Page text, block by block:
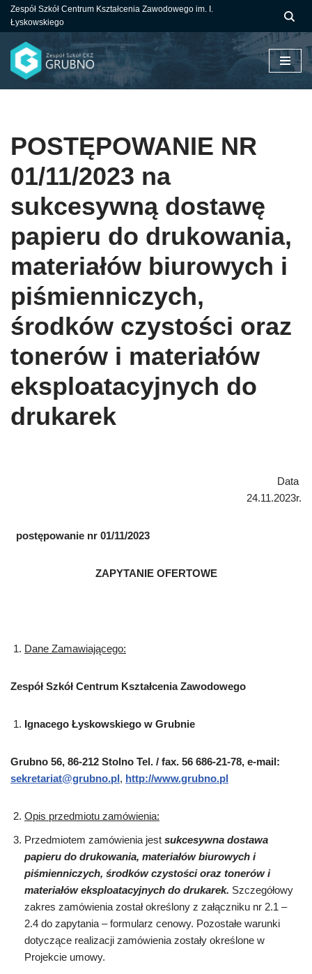
do
treści
Zespół Szkół Centrum Kształcenia Zawodowego im. I.
Łyskowskiego
POSTĘPOWANIE NR
01/11/2023 na
sukcesywną dostawę
papieru do drukowania,
materiałów biurowych i
piśmienniczych,
środków czystości oraz
tonerów i materiałów
eksploatacyjnych do
drukarek
Data
24.11.2023r.
postępowanie nr 01/11/2023
ZAPYTANIE OFERTOWE
Dane Zamawiającego:
Zespół Szkół Centrum Kształcenia Zawodowego
Ignacego Łyskowskiego w Grubnie
Grubno 56, 86-212 Stolno Tel. / fax. 56 686-21-78, e-mail:
sekretariat@grubno.pl, http://www.grubno.pl
Opis przedmiotu zamówienia:
Przedmiotem zamówienia jest sukcesywna dostawa
papieru do drukowania, materiałów biurowych i
piśmienniczych, środków czystości oraz tonerów i
materiałów eksploatacyjnych do drukarek. Szczegółowy
zakres zamówienia został określony z załączniku nr 2.1 –
2.4 do zapytania – formularz cenowy. Pozostałe warunki
dotyczące realizacji zamówienia zostały określone w
Projekcie umowy.